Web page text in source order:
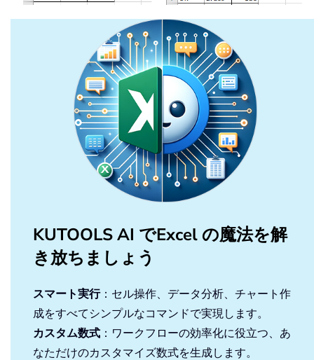
KUTOOLS AI でExcel の魔法を解
き放ちましょう
スマート実行：セル操作、データ分析、チャート作
成をすべてシンプルなコマンドで実現します。
カスタム数式 ：ワークフローの効率化に役立つ、あ
なただけのカスタマイズ数式を生成します。